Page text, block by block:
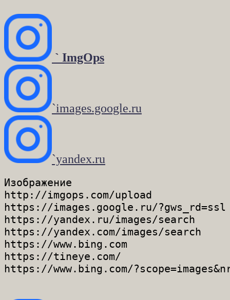
` ImgOps
`images.google.ru
`yandex.ru
Изображение
http://imgops.com/upload
https://images.google.ru/?gws_rd=ssl
https://yandex.ru/images/search
https://yandex.com/images/search
https://www.bing.com
https://tineye.com/